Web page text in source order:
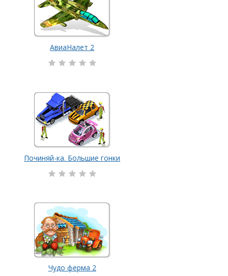
АвиаНалет 2
Починяй-ка. Большие гонки
Чудо ферма 2